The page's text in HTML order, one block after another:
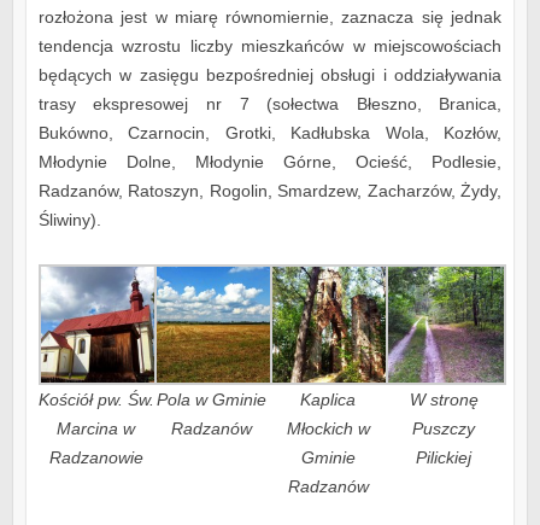
rozłożona jest w miarę równomiernie, zaznacza się jednak
tendencja wzrostu liczby mieszkańców w miejscowościach
będących w zasięgu bezpośredniej obsługi i oddziaływania
trasy ekspresowej nr 7 (sołectwa Błeszno, Branica,
Bukówno, Czarnocin, Grotki, Kadłubska Wola, Kozłów,
Młodynie Dolne, Młodynie Górne, Ocieść, Podlesie,
Radzanów, Ratoszyn, Rogolin, Smardzew, Zacharzów, Żydy,
Śliwiny).
Kościół pw. Św.
Marcina w
Radzanowie
Pola w Gminie
Radzanów
Kaplica
Młockich w
Gminie
Radzanów
W stronę
Puszczy
Pilickiej